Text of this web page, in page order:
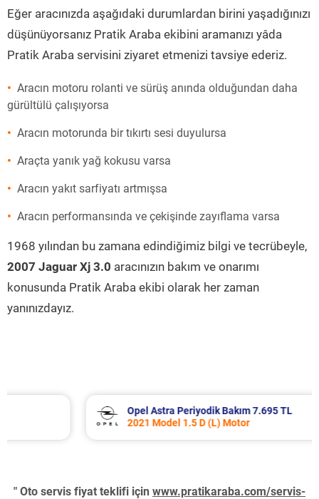
Eğer aracınızda aşağıdaki durumlardan birini yaşadığınızı
düşünüyorsanız Pratik Araba ekibini aramanızı yâda
Pratik Araba servisini ziyaret etmenizi tavsiye ederiz.
Aracın motoru rolanti ve sürüş anında olduğundan daha
gürültülü çalışıyorsa
Aracın motorunda bir tıkırtı sesi duyulursa
Araçta yanık yağ kokusu varsa
Aracın yakıt sarfiyatı artmışsa
Aracın performansında ve çekişinde zayıflama varsa
1968 yılından bu zamana edindiğimiz bilgi ve tecrübeyle,
2007 Jaguar Xj 3.0 aracınızın bakım ve onarımı
konusunda Pratik Araba ekibi olarak her zaman
yanınızdayız.
Opel Astra Periyodik Bakım 7.695 TL
2021 Model 1.5 D (L) Motor
" Oto servis fiyat teklifi için www.pratikaraba.com/servis-